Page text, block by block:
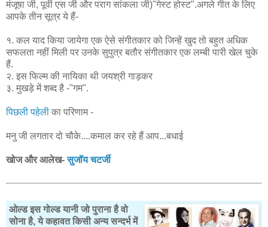
मंजूषा जी, पूर्वी एस जी और पराग सांकला जी)"गेस्ट होस्ट".अगले गीत के लिए
आपके तीन सूत्र ये हैं-
१. कल याद किया जायेगा एक ऐसे संगीतकार को जिन्हें खुद तो बहुत अधिक
सफलता नहीं मिली पर उनके सुपुत्र बतौर संगीतकार एक लम्बी पारी खेल चुके
हैं.
२. इस फिल्म की नायिका थी जयश्री गाड़कर
३. मुखड़े में शब्द है -"गम".
पिछली पहेली का परिणाम -
मनु जी लगतार दो चौके....कमाल कर रहे हैं आप...बधाई
खोज और आलेख-सुजॉय चटर्जी
ओल्ड इस गोल्ड यानी जो पुराना है वो
सोना है, ये कहावत किसी अन्य सन्दर्भ में